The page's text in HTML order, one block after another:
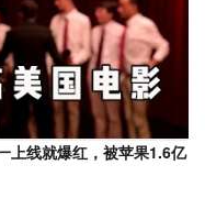
上线就爆红，被苹果1.6亿